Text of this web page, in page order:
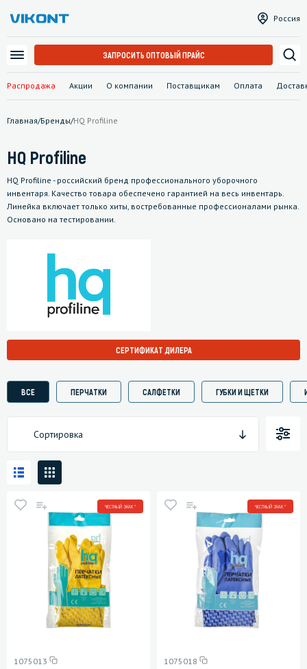
Распродажа Акции О компании Поставщикам Оплата
Россия
ЗАПРОСИТЬ ОПТОВЫЙ ПРАЙС
Главная/Бренды/HQ Profiline
HQ Profiline
HQ Profiline - российский бренд профессионального уборочного
инвентаря. Качество товара обеспечено гарантией на весь инвентарь.
Линейка включает только хиты, востребованные профессионалами рынка.
Основано на тестировании.
СЕРТИФИКАТ ДИЛЕРА
ВСЕ ПЕРЧАТКИ САЛФЕТКИ ГУБКИ И ЩЕТКИ
Сортировка
ЧЕСТНЫЙ ЗНАК *
1075013
ЧЕСТНЫЙ ЗНАК *
1075018